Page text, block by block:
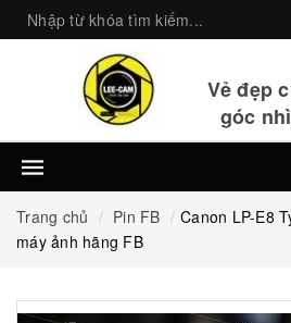
Vẻ đẹp
góc
Trang chủ Pin FB
Canon LP-E8
máy ảnh hãng FB